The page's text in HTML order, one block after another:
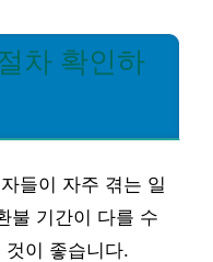
차 확인하
들이 자주 겪는 일
불 기간이 다를 수
이 좋습니다.